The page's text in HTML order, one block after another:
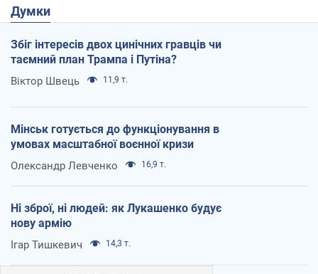
Думки
Збіг інтересів двох цинічних гравців чи
таємний план Трампа і Путіна?
Віктор Швець 11,9 т.
Мінськ готується до функціонування в
умовах масштабної воєнної кризи
Олександр Левченко 16,9 т.
Ні зброї, ні людей: як Лукашенко будує
нову армію
Ігар Тишкевич 14,3 т.